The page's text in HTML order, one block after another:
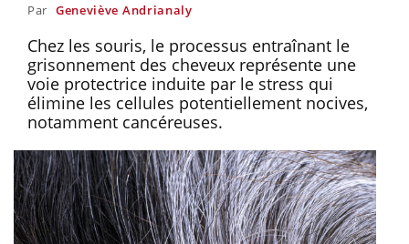
Par Geneviève Andrianaly
Chez les souris, le processus entraînant le
grisonnement des cheveux représente une
voie protectrice induite par le stress qui
élimine les cellules potentiellement nocives,
notamment cancéreuses.